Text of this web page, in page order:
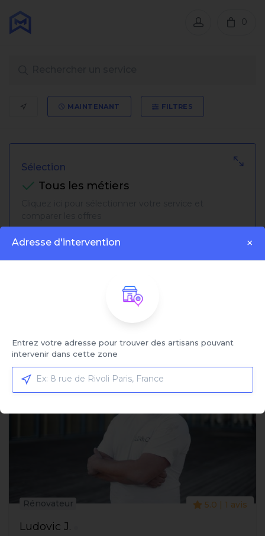
Adresse d'intervention ×
Entrez votre adresse pour trouver des artisans pouvant
intervenir dans cette zone
0
MAINTENANT FILTRES
Sélection
Tous les métiers
Ludovic J.
Rénovateur 5.0 | 1 avis